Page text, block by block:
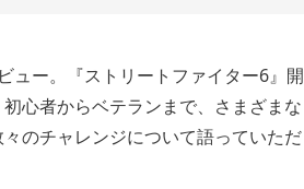
ュー。『ストリートファイター6』開
心者からベテランまで、さまざまな
のチャレンジについて語っていただ